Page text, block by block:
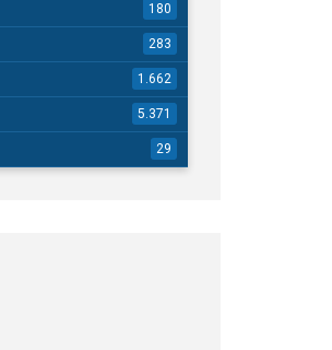
180
283
1.662
5.371
29